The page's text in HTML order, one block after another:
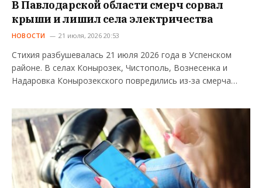
В Павлодарской области смерч сорвал
крыши и лишил села электричества
НОВОСТИ 21 июля, 2026 20:53
Стихия разбушевалась 21 июля 2026 года в Успенском
районе. В селах Конырозек, Чистополь, Вознесенка и
Надаровка Конырозекского повредились из-за смерча…